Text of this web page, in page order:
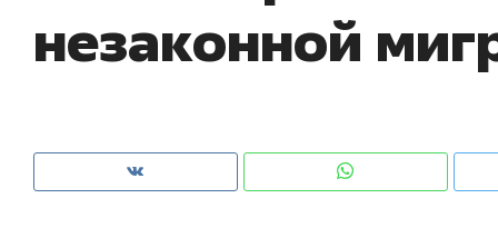
незаконной
чем интересен Оман?
о трехкратном росте цен,
клиентах и чудных